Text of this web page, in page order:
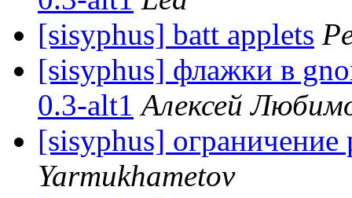
[sisyphus] batt applets
[sisyphus] флажки в
0.3-alt1 Алексей
[sisyphus] ограничение
Yarmukhametov